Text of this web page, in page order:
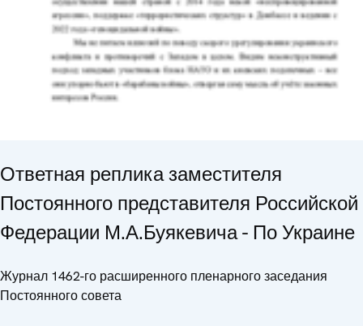
Ответная реплика заместителя
Постоянного представителя Российской
Федерации М.А.Буякевича - По Украине
Журнал 1462-го расширенного пленарного заседания
Постоянного совета